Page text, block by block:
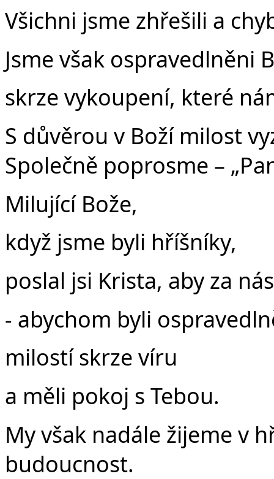
Všichni jsme zhřešili a
Jsme však ospravedlněni
skrze vykoupení, které
S důvěrou v Boží milost
Společně poprosme –
Milující Bože,
když jsme byli hříšníky,
poslal jsi Krista, aby za
- abychom byli
milostí skrze víru
a měli pokoj s Tebou.
My však nadále žijeme v
budoucnost.